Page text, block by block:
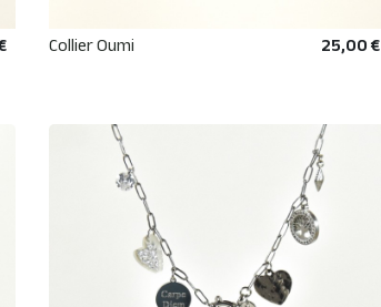
Collier Oumi 25,00 €